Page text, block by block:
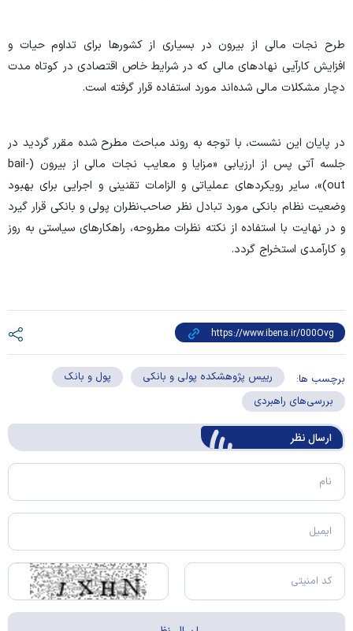
طرح نجات مالی از بیرون در بسیاری از کشورها برای تداوم حیات و
افزایش کارآیی نهادهای مالی که در شرایط خاص اقتصادی در کوتاه مدت
دچار مشکلات مالی شده‌اند مورد استفاده قرار گرفته است.
در پایان این نشست، با توجه به روند مباحث مطرح شده مقرر گردید در
جلسه آتی پس از ارزیابی «مزایا و معایب نجات مالی از بیرون (bail-
out)»، سایر رویکردهای عملیاتی و الزامات تقنینی و اجرایی برای بهبود
وضعیت نظام بانکی مورد تبادل نظر صاحب‌نظران پولی و بانکی قرار گیرد
و در نهایت با استفاده از نکته نظرات مطروحه، راهکارهای سیاستی به روز
و کارآمدی استخراج گردد.
برچسب ها: رییس پژوهشکده پولی و بانکی
پول و بانک
بررسی‌های راهبردی
ارسال‌ نظر